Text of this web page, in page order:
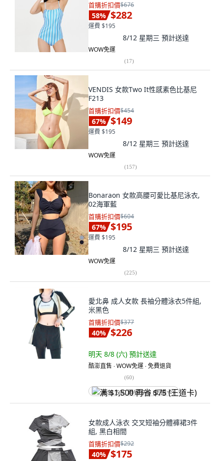
首購折扣價$676
58% $282
運費 $195
8/12 星期三 預計送達
WOW免運
(17)
VENDIS 女款Two It性感素色比基尼
F213
首購折扣價$454
67% $149
運費 $195
8/12 星期三 預計送達
WOW免運
(157)
Bonaraon 女款高腰可愛比基尼泳衣,
02海軍藍
首購折扣價$604
67% $195
運費 $195
8/12 星期三 預計送達
WOW免運
(225)
愛北鼻 成人女款 長袖分體泳衣5件組,
米黑色
首購折扣價$377
40% $226
明天 8/8 (六) 預計送達
酷澎直售 ∙ WOW免運 ∙ 免費退貨
(60)
满 $1,500 再省 $75 (王道卡)
女款成人泳衣 交叉短袖分體褲裙3件
組, 黑白相間
首購折扣價$292
40% $175